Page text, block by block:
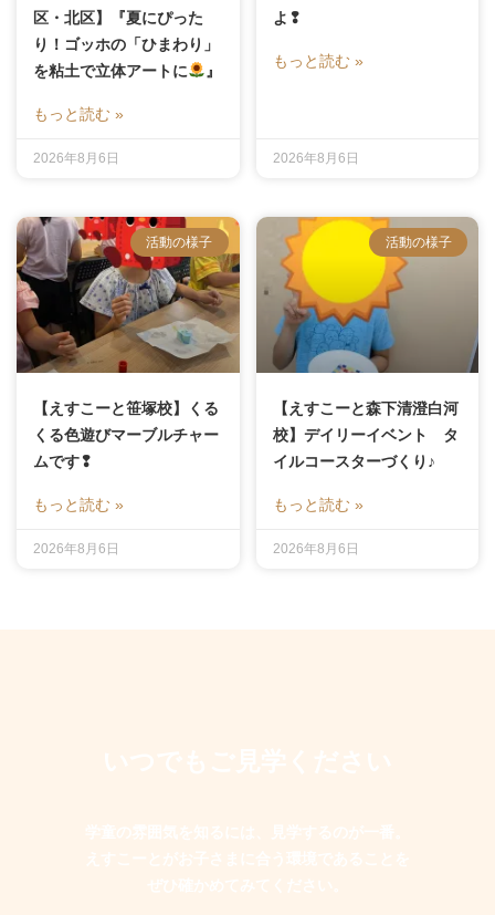
区・北区】『夏にぴった
り！ゴッホの「ひまわり」
を粘土で立体アートに
』
もっと読む »
2026年8月6日
よ❢
もっと読む »
2026年8月6日
活動の様子
【えすこーと笹塚校】くる
くる色遊びマーブルチャー
ムです❢
もっと読む »
2026年8月6日
活動の様子
【えすこーと森下清澄白河
校】デイリーイベント タ
イルコースターづくり♪
もっと読む »
2026年8月6日